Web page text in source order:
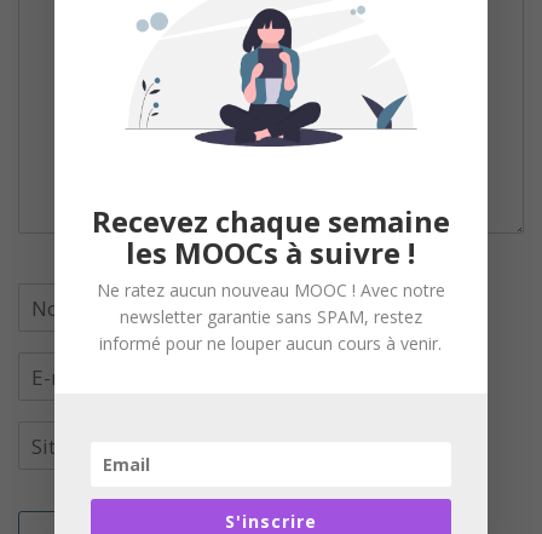
Recevez chaque semaine
les MOOCs à suivre !
Ne ratez aucun nouveau MOOC ! Avec notre
newsletter garantie sans SPAM, restez
informé pour ne louper aucun cours à venir.
S'inscrire